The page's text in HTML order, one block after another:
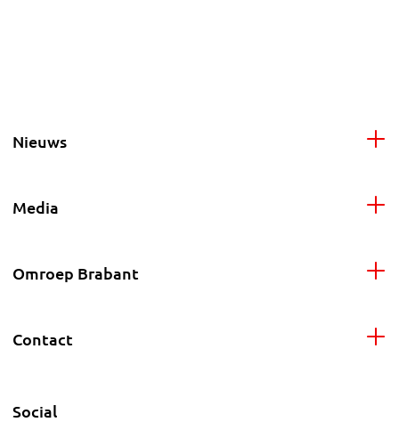
Nieuws
Media
Omroep Brabant
Contact
Social